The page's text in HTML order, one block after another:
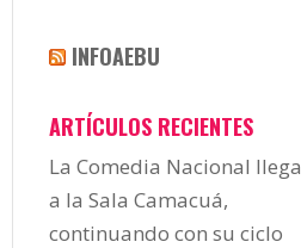
INFOAEBU
ARTÍCULOS RECIENTES
La Comedia Nacional llega
a la Sala Camacuá,
continuando con su ciclo